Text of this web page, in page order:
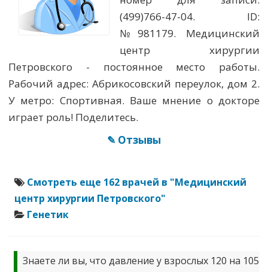
(499)766-47-04. ID:
№981179. Медицинский
центр хирургии
Петровского - постоянное место работы.
Рабочий адрес: Абрикосовский переулок, дом 2.
У метро: Спортивная. Ваше мнение о докторе
играет роль! Поделитесь.
✎ Отзывы
Смотреть еще 162 врачей в "Медицинский
центр хирургии Петровского"
Генетик
Знаете ли вы, что давление у взрослых 120 на 105